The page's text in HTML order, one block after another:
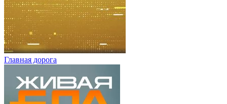
Главная дорога